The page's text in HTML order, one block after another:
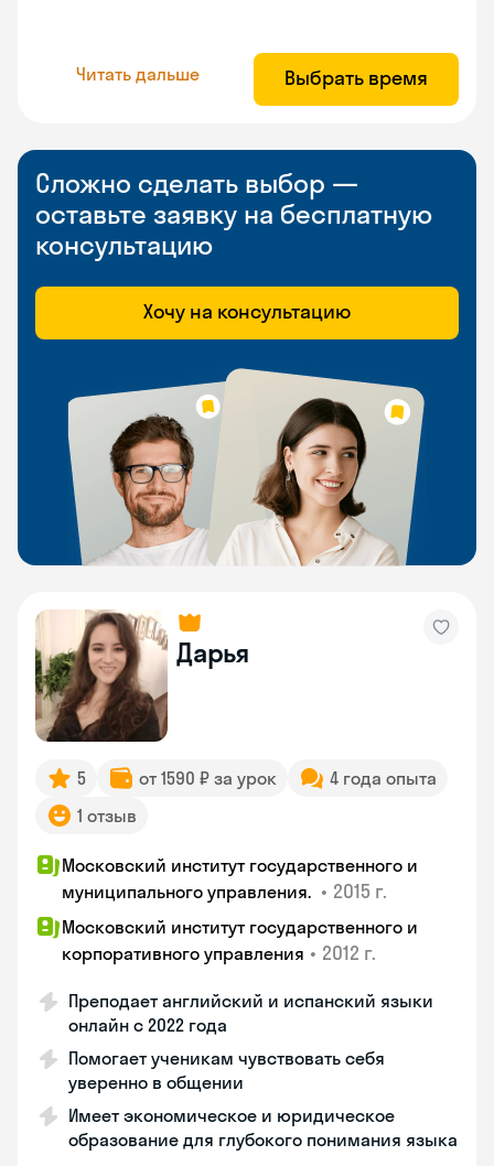
Читать дальше Выбрать время
Сложно сделать выбор —
оставьте заявку на бесплатную
консультацию
Хочу на консультацию
Дарья
5 от 1590 ₽ за урок
4 года опыта
1 отзыв
Московский институт государственного и
муниципального управления. • 2015 г.
Московский институт государственного и
корпоративного управления • 2012 г.
Преподает английский и испанский языки
онлайн с 2022 года
Помогает ученикам чувствовать себя
уверенно в общении
Имеет экономическое и юридическое
образование для глубокого понимания языка